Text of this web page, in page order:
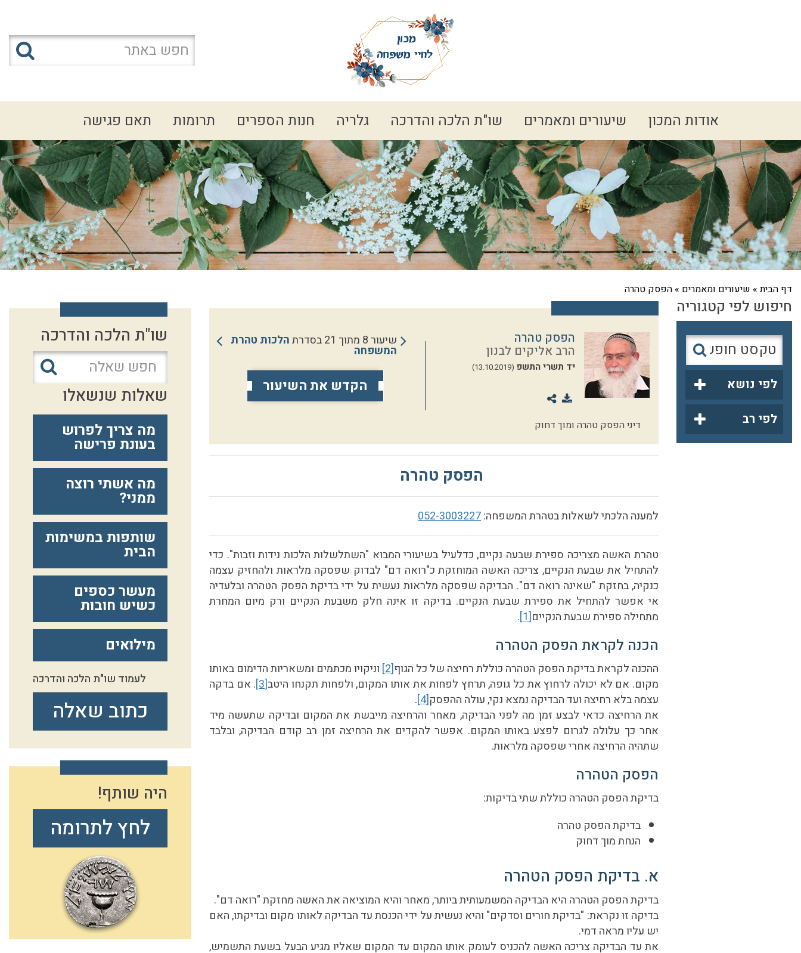
אודות המכון שיעורים ומאמרים שו"ת הלכה והדרכה גלריה חנות הספרים תרומות תאם פגישה
דף הבית» שיעורים ומאמרים » הפסק טהרה
חיפוש לפי קטגוריה
לפי נושא
לפי רב
הפסק טהרה
הרב אליקים לבנון
יד תשרי התשפ (13.10.2019)
שיעור 8 מתוך 21 בסדרת הלכות טהרת
המשפחה
הקדש את השיעור
דיני הפסק טהרה ומוך דחוק
הפסק טהרה
למענה הלכתי לשאלות בטהרת המשפחה:052-3003227
טהרת האשה מצריכה ספירת שבעה נקיים, כדלעיל בשיעורי המבוא "השתלשלות הלכות נידות וזבות". כדי
להתחיל את שבעת הנקיים, צריכה האשה המוחזקת כ"רואה דם" לבדוק שפסקה מלראות ולהחזיק עצמה
כנקיה, בחזקת "שאינה רואה דם". הבדיקה שפסקה מלראות נעשית על ידי בדיקת הפסק הטהרה ובלעדיה
אי אפשר להתחיל את ספירת שבעת הנקיים. בדיקה זו אינה חלק משבעת הנקיים ורק מיום המחרת
מתחילה ספירת שבעת הנקיים[1]
.
הכנה לקראת הפסק הטהרה
ההכנה לקראת בדיקת הפסק הטהרה כוללת רחיצה של כל הגוף[2]
וניקויו מכתמים ומשאריות הדימום באותו
מקום. אם לא יכולה לרחוץ את כל גופה, תרחץ לפחות את אותו המקום, ולפחות תקנחו היטב[3]
. אם בדקה
עצמה בלא רחיצה ועד הבדיקה נמצא נקי, עולה ההפסק[4]
.
את הרחיצה כדאי לבצע זמן מה לפני הבדיקה, מאחר והרחיצה מייבשת את המקום ובדיקה שתעשה מיד
אחר כך עלולה לגרום לפצע באותו המקום. אפשר להקדים את הרחיצה זמן רב קודם הבדיקה, ובלבד
שתהיה הרחיצה אחרי שפסקה מלראות.
הפסק הטהרה
בדיקת הפסק הטהרה כוללת שתי בדיקות:
בדיקת הפסק טהרה
הנחת מוך דחוק
א. בדיקת הפסק הטהרה
בדיקת הפסק הטהרה היא הבדיקה המשמעותית ביותר, מאחר והיא המוציאה את האשה מחזקת "רואה דם".
בדיקה זו נקראת: "בדיקת חורים וסדקים" והיא נעשית על ידי הכנסת עד הבדיקה לאותו מקום ובדיקתו, האם
יש עליו מראה דמי.
את עד הבדיקה צריכה האשה להכניס לעומק אותו המקום עד המקום שאליו מגיע הבעל בשעת התשמיש,
שו"ת הלכה והדרכה
שאלות שנשאלו
מה צריך לפרוש
בעונת פרישה
מה אשתי רוצה
ממני?
שותפות במשימות
הבית
מעשר כספים
כשיש חובות
מילואים
לעמוד שו"ת הלכה והדרכה
כתוב שאלה
היה שותף!
לחץ לתרומה